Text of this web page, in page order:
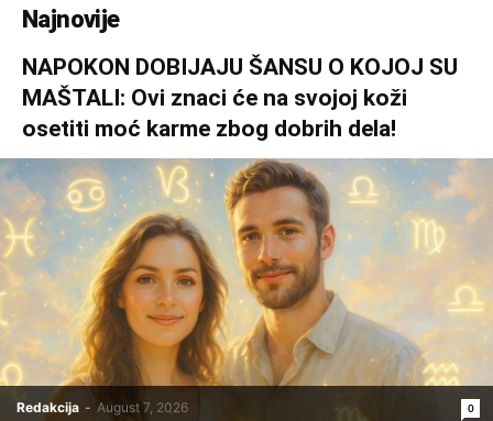
Najnovije
NAPOKON DOBIJAJU ŠANSU O KOJOJ SU
MAŠTALI: Ovi znaci će na svojoj koži
osetiti moć karme zbog dobrih dela!
Redakcija - August 7, 2026 0